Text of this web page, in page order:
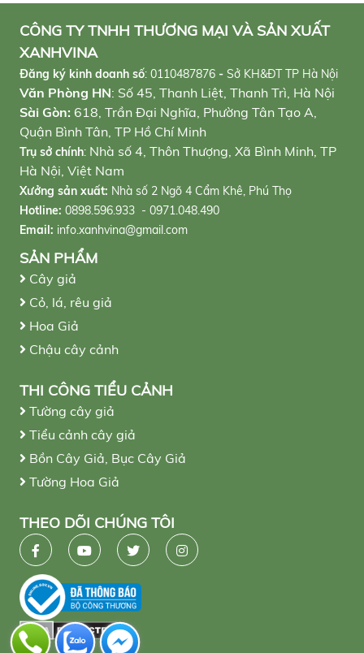
CÔNG TY TNHH THƯƠNG MẠI VÀ SẢN XUẤT
XANHVINA
Đăng ký kinh doanh số: 0110487876 - Sở KH&ĐT TP Hà Nội
Văn Phòng HN: Số 45, Thanh Liệt, Thanh Trì, Hà Nội
Sài Gòn: 618, Trần Đại Nghĩa, Phường Tân Tạo A,
Quận Bình Tân, TP Hồ Chí Minh
Trụ sở chính: Nhà số 4, Thôn Thượng, Xã Bình Minh, TP
Hà Nội, Việt Nam
Xưởng sản xuất: Nhà số 2 Ngõ 4 Cẩm Khê, Phú Thọ
Hotline: 0898.596.933 - 0971.048.490
Email: info.xanhvina@gmail.com
SẢN PHẨM
Cây giả
Cỏ, lá, rêu giả
Hoa Giả
Chậu cây cảnh
THI CÔNG TIỂU CẢNH
Tường cây giả
Tiểu cảnh cây giả
Bồn Cây Giả, Bục Cây Giả
Tường Hoa Giả
THEO DÕI CHÚNG TÔI